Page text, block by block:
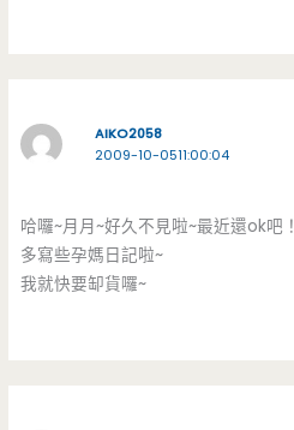
AIKO2058
2009-10-0511:00:04
哈囉~月月~好久不見啦~最近還ok吧！
多寫些孕媽日記啦~
我就快要缷貨囉~